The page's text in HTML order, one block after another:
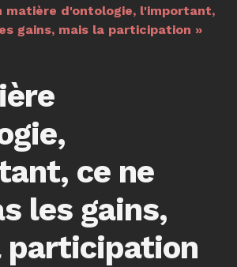
matière d'ontologie, l'important,
gains, mais la participation »
ce ne
les gains,
participation